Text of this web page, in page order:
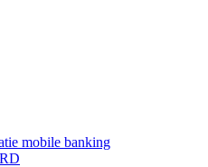
mobile banking